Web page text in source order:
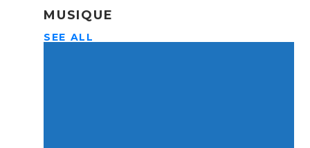
MUSIQUE
SEE ALL